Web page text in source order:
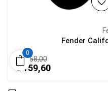
Fender
€ 168,00
€ 159,60
0